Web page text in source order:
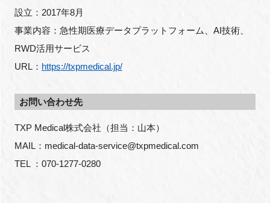
設立：2017年8月
事業内容：急性期医療データプラットフォーム、AI技術、
RWD活用サービス
URL： https://txpmedical.jp/
お問い合わせ先
TXP Medical株式会社（担当：山本）
MAIL：medical-data-service@txpmedical.com
TEL ：070-1277-0280